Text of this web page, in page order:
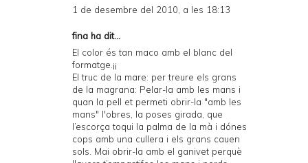
1 de desembre del 2010, a les 18:13
fina ha dit...
El color és tan maco amb el blanc del
formatge.¡¡
El truc de la mare: per treure els grans
de la magrana: Pelar-la amb les mans i
quan la pell et permeti obrir-la "amb les
mans" l'obres, la poses girada, que
l’escorça toqui la palma de la mà i dónes
cops amb una cullera i els grans cauen
sols. Mai obrir-la amb el ganivet perquè